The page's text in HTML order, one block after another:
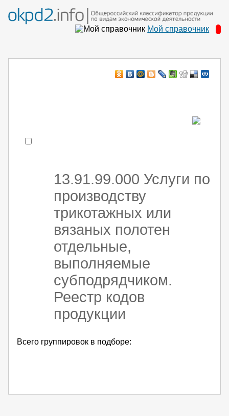
Мой справочник
13.91.99.000 Услуги по
производству
трикотажных или
вязаных полотен
отдельные,
выполняемые
субподрядчиком.
Реестр кодов
продукции
Всего группировок в подборе: